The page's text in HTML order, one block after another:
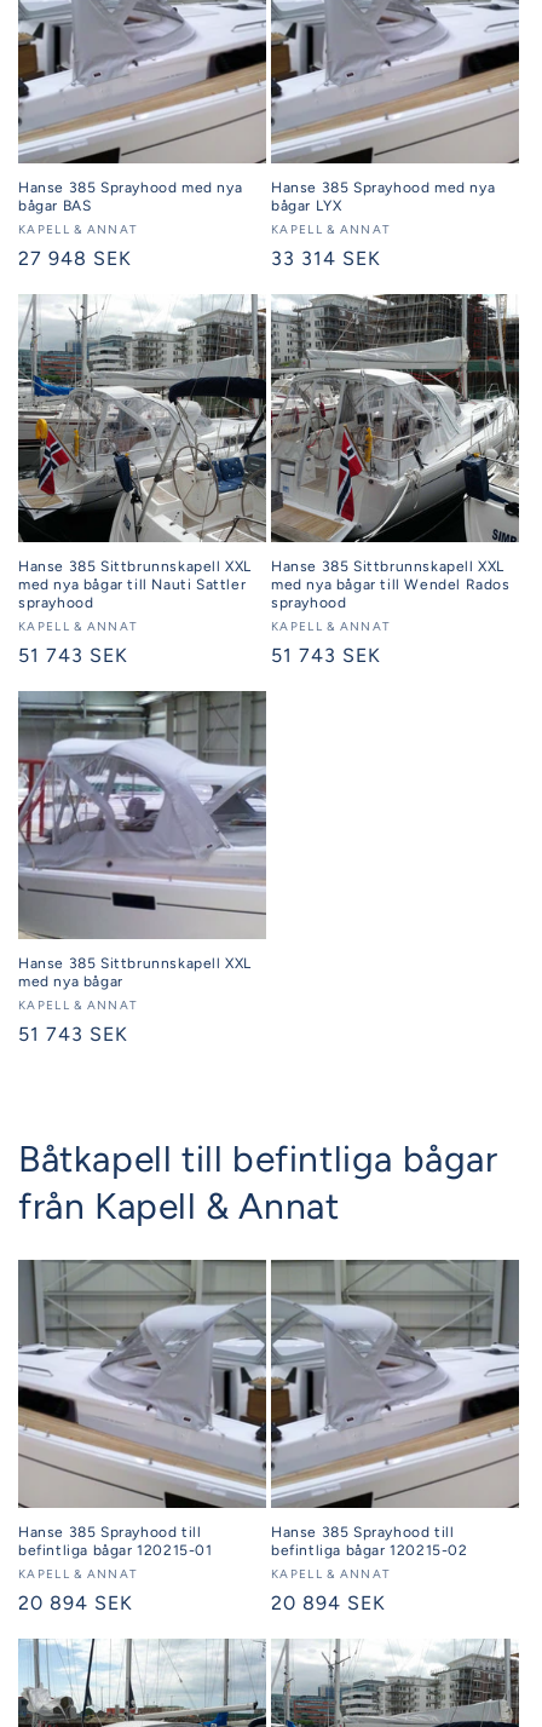
Hanse 385 Sprayhood med nya
bågar BAS
Säljare:
KAPELL & ANNAT
Ordinarie
27 948 SEK
Hanse 385 Sprayhood med nya
bågar LYX
Säljare:
KAPELL & ANNAT
Ordinarie
33 314 SEK
Hanse 385 Sittbrunnskapell XXL
med nya bågar till Nauti Sattler
sprayhood
Säljare:
KAPELL & ANNAT
Ordinarie
51 743 SEK
Hanse 385 Sittbrunnskapell XXL
med nya bågar till Wendel Rados
sprayhood
Säljare:
KAPELL & ANNAT
Ordinarie
51 743 SEK
Hanse 385 Sittbrunnskapell XXL
med nya bågar
Säljare:
KAPELL & ANNAT
Ordinarie
51 743 SEK
Båtkapell till befintliga bågar
från Kapell & Annat
Hanse 385 Sprayhood till
befintliga bågar 120215-01
Säljare:
KAPELL & ANNAT
Ordinarie
20 894 SEK
Hanse 385 Sprayhood till
befintliga bågar 120215-02
Säljare:
KAPELL & ANNAT
Ordinarie
20 894 SEK